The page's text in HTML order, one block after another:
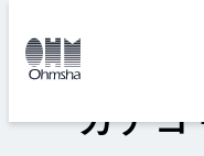
トップ
カテゴ